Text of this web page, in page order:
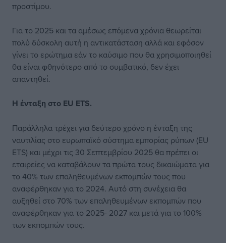
προστίμου.
Για το 2025 και τα αμέσως επόμενα χρόνια θεωρείται
πολύ δύσκολη αυτή η αντικατάσταση αλλά και εφόσον
γίνει το ερώτημα εάν το καύσιμο που θα χρησιμοποιηθεί
θα είναι φθηνότερο από το συμβατικό, δεν έχει
απαντηθεί.
Η ένταξη στο EU ETS.
Παράλληλα τρέχει για δεύτερο χρόνο η ένταξη της
ναυτιλίας στο ευρωπαϊκό σύστημα εμπορίας ρύπων (EU
ETS) και μέχρι τις 30 Σεπτεμβρίου 2025 θα πρέπει οι
εταιρείες να καταβάλουν τα πρώτα τους δικαιώματα για
το 40% των επαληθευμένων εκπομπών τους που
αναφέρθηκαν για το 2024. Αυτό στη συνέχεια θα
αυξηθεί στο 70% των επαληθευμένων εκπομπών που
αναφέρθηκαν για το 2025- 2027 και μετά για το 100%
των εκπομπών τους.